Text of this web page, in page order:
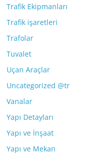
Trafik Ekipmanları
Trafik işaretleri
Trafolar
Tuvalet
Uçan Araçlar
Uncategorized @tr
Vanalar
Yapı Detayları
Yapı ve İnşaat
Yapı ve Mekan